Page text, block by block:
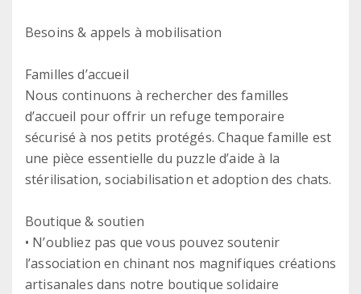
Besoins & appels à mobilisation
Familles d’accueil
Nous continuons à rechercher des familles
d’accueil pour offrir un refuge temporaire
sécurisé à nos petits protégés. Chaque famille est
une pièce essentielle du puzzle d’aide à la
stérilisation, sociabilisation et adoption des chats.
Boutique & soutien
• N’oubliez pas que vous pouvez soutenir
l’association en chinant nos magnifiques créations
artisanales dans notre boutique solidaire